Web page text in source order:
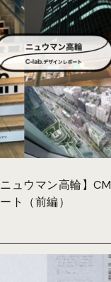
ュウマン高輪】
ト（前編）